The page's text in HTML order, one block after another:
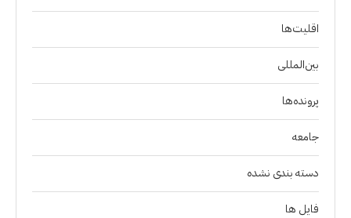
اقلیت‌ها
بین‌المللی
پرونده‌ها
جامعه
دسته بندی نشده
فايل ها